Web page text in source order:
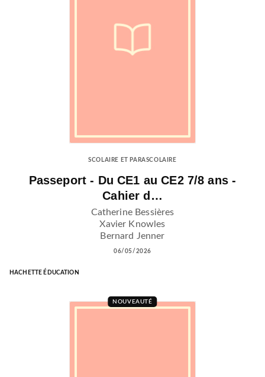
SCOLAIRE ET PARASCOLAIRE
Passeport - Du CE1 au CE2 7/8 ans -
Cahier d…
Catherine Bessières
Xavier Knowles
Bernard Jenner
06/05/2026
HACHETTE ÉDUCATION
NOUVEAUTÉ